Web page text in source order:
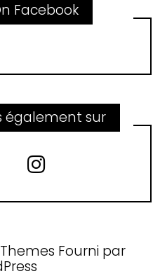
Facebook
également sur
Fourni par